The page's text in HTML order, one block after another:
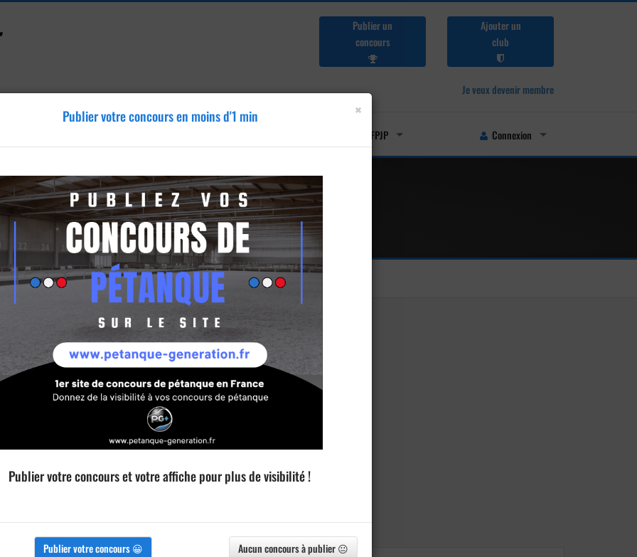
Publier un
concours
Ajouter un
club
Je veux devenir membre
Licenciés FFPJP Connexion
×
Publier votre concours en moins d'1 min
Publier votre concours et votre affiche pour plus de visibilité !
Publier votre concours 😀 Aucun concours à publier 😐